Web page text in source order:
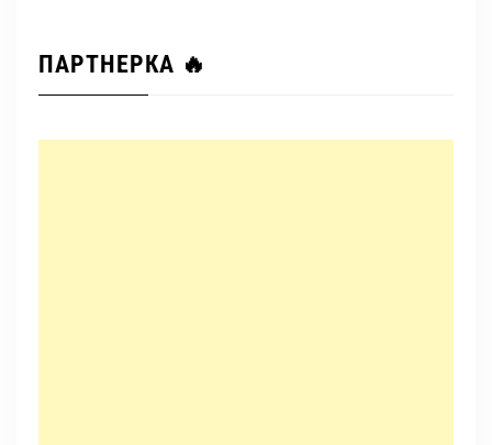
ПАРТНЕРКА 🔥